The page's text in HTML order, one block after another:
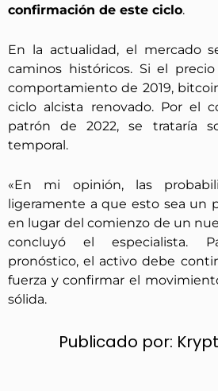
confirmación de este ciclo.
En la actualidad, el mercado
caminos históricos. Si el
comportamiento de 2019,
ciclo alcista renovado. Por el
patrón de 2022, se trataría
temporal.
«En mi opinión, las
ligeramente a que esto sea un
en lugar del comienzo de un
concluyó el especialista.
pronóstico, el activo debe
fuerza y confirmar el
sólida.
Publicado por: